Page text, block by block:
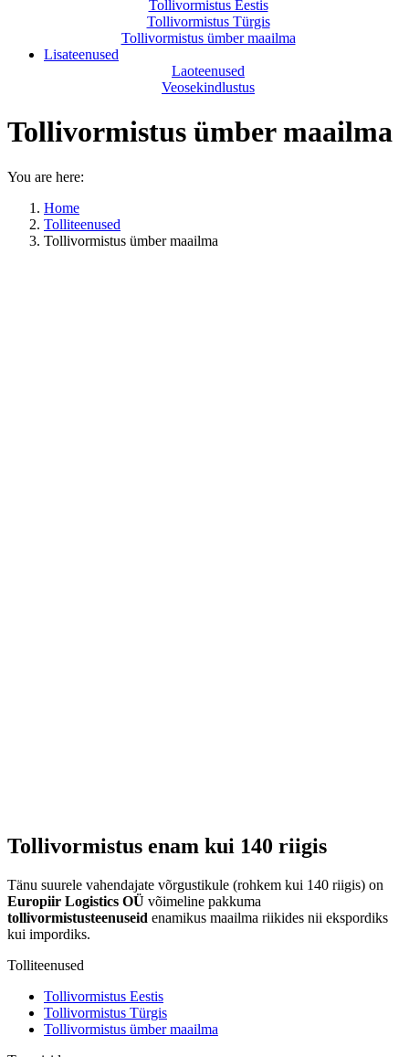
Tollivormistus Eestis
Tollivormistus Türgis
Tollivormistus ümber maailma
Lisateenused
Laoteenused
Veosekindlustus
Tollivormistus ümber maailma
You are here:
Home
Tolliteenused
Tollivormistus ümber maailma
Tollivormistus enam kui 140 riigis
Tänu suurele vahendajate võrgustikule (rohkem kui 140 riigis) on
Europiir Logistics OÜ võimeline pakkuma
tollivormistusteenuseid enamikus maailma riikides nii ekspordiks
kui impordiks.
Tolliteenused
Tollivormistus Eestis
Tollivormistus Türgis
Tollivormistus ümber maailma